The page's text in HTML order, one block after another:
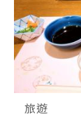
旅遊